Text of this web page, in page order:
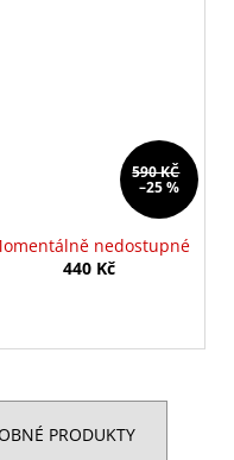
590 KČ
–25 %
nedostupné
440 Kč
PRODUKTY